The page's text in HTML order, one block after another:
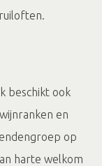
beschikt ook
en
op
harte welkom